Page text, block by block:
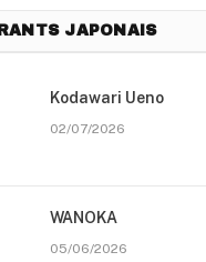
JAPONAIS
Kodawari Ueno
02/07/2026
WANOKA
05/06/2026